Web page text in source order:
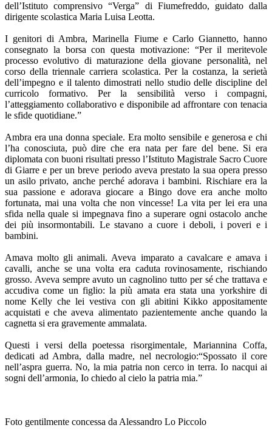
dell’Istituto comprensivo “Verga” di Fiumefreddo, guidato dalla
dirigente scolastica Maria Luisa Leotta.
I genitori di Ambra, Marinella Fiume e Carlo Giannetto, hanno
consegnato la borsa con questa motivazione: “Per il meritevole
processo evolutivo di maturazione della giovane personalità, nel
corso della triennale carriera scolastica. Per la costanza, la serietà
dell’impegno e il talento dimostrati nello studio delle discipline del
curricolo formativo. Per la sensibilità verso i compagni,
l’atteggiamento collaborativo e disponibile ad affrontare con tenacia
le sfide quotidiane.”
Ambra era una donna speciale. Era molto sensibile e generosa e chi
l’ha conosciuta, può dire che era nata per fare del bene. Si era
diplomata con buoni risultati presso l’Istituto Magistrale Sacro Cuore
di Giarre e per un breve periodo aveva prestato la sua opera presso
un asilo privato, anche perché adorava i bambini. Rischiare era la
sua passione e adorava giocare a Bingo dove era anche molto
fortunata, mai una volta che non vincesse! La vita per lei era una
sfida nella quale si impegnava fino a superare ogni ostacolo anche
dei più insormontabili. Le stavano a cuore i deboli, i poveri e i
bambini.
Amava molto gli animali. Aveva imparato a cavalcare e amava i
cavalli, anche se una volta era caduta rovinosamente, rischiando
grosso. Aveva sempre avuto un cagnolino tutto per sé che trattava e
accudiva come un figlio: la più amata era stata una yorkshire di
nome Kelly che lei vestiva con gli abitini Kikko appositamente
acquistati e che aveva alimentato pazientemente anche quando la
cagnetta si era gravemente ammalata.
Questi i versi della poetessa risorgimentale, Mariannina Coffa,
dedicati ad Ambra, dalla madre, nel necrologio:“Spossato il core
nell’aspra guerra. No, la mia patria non cerco in terra. Io nacqui ai
sogni dell’armonia, Io chiedo al cielo la patria mia.”
Foto gentilmente concessa da Alessandro Lo Piccolo